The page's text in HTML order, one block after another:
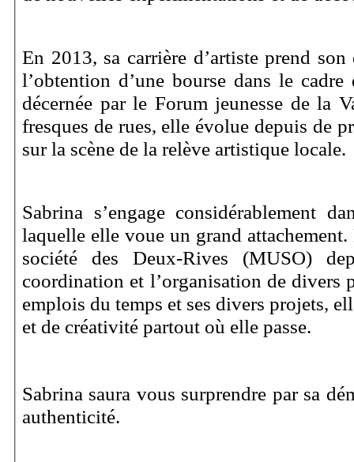
En 2013, sa carrière d’artiste prend
l’obtention d’une bourse dans le
décernée par le Forum jeunesse de la
fresques de rues, elle évolue depuis de
sur la scène de la relève artistique locale.
Sabrina s’engage considérablement
laquelle elle voue un grand
société des Deux-Rives (MUSO)
coordination et l’organisation de divers
emplois du temps et ses divers projets,
et de créativité partout où elle passe.
Sabrina saura vous surprendre par sa
authenticité.